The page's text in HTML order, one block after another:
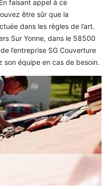
faisant appel à ce
être sûr que la
dans les règles de l’art.
Sur Yonne, dans le 58500
l’entreprise SG Couverture
son équipe en cas de besoin.